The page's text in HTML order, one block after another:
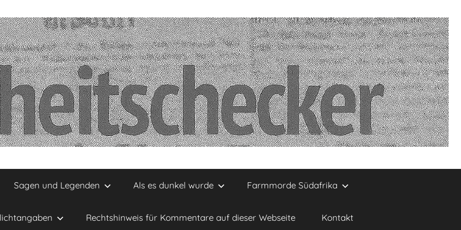
Sagen und Legenden Als es dunkel wurde Farmmorde Südafrika
Rechtshinweis für Kommentare auf dieser Webseite Kontakt